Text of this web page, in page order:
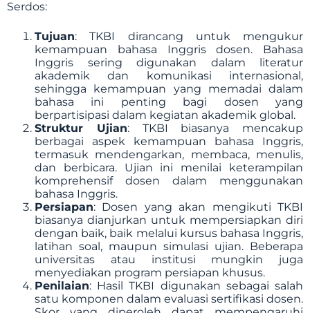
Serdos:
Tujuan: TKBI dirancang untuk mengukur
kemampuan bahasa Inggris dosen. Bahasa
Inggris sering digunakan dalam literatur
akademik dan komunikasi internasional,
sehingga kemampuan yang memadai dalam
bahasa ini penting bagi dosen yang
berpartisipasi dalam kegiatan akademik global.
Struktur Ujian: TKBI biasanya mencakup
berbagai aspek kemampuan bahasa Inggris,
termasuk mendengarkan, membaca, menulis,
dan berbicara. Ujian ini menilai keterampilan
komprehensif dosen dalam menggunakan
bahasa Inggris.
Persiapan: Dosen yang akan mengikuti TKBI
biasanya dianjurkan untuk mempersiapkan diri
dengan baik, baik melalui kursus bahasa Inggris,
latihan soal, maupun simulasi ujian. Beberapa
universitas atau institusi mungkin juga
menyediakan program persiapan khusus.
Penilaian: Hasil TKBI digunakan sebagai salah
satu komponen dalam evaluasi sertifikasi dosen.